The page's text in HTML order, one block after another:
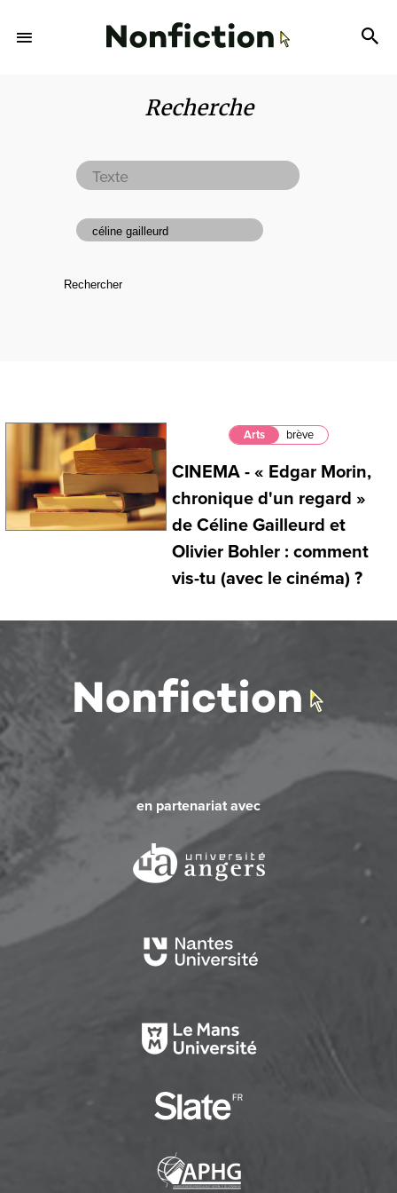
Recherche
Arts brève
CINEMA - « Edgar Morin,
chronique d'un regard »
de Céline Gailleurd et
Olivier Bohler : comment
vis-tu (avec le cinéma) ?
en partenariat avec